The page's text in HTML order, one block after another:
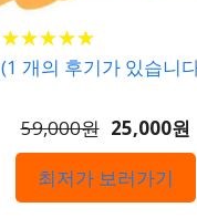
★★★★★
★★★★★
(1 개의 후기가 있습니
59,000원 25,000원
최저가 보러가기